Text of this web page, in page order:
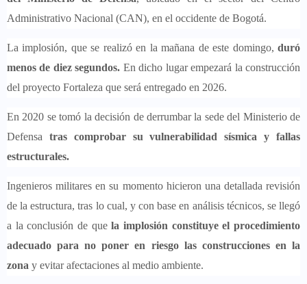
Administrativo Nacional (CAN), en el occidente de Bogotá.
La implosión, que se realizó en la mañana de este domingo, duró
menos de diez segundos. En dicho lugar empezará la construcción
del proyecto Fortaleza que será entregado en 2026.
En 2020 se tomó la decisión de derrumbar la sede del Ministerio de
Defensa tras comprobar su vulnerabilidad sísmica y fallas
estructurales.
Ingenieros militares en su momento hicieron una detallada revisión
de la estructura, tras lo cual, y con base en análisis técnicos, se llegó
a la conclusión de quela implosión constituye el procedimiento
adecuado para no poner en riesgo las construcciones en la
zona y evitar afectaciones al medio ambiente.